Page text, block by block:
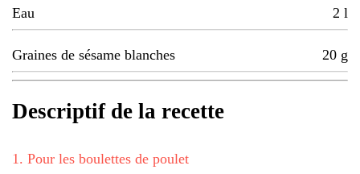
Eau 2 l
Graines de sésame blanches 20 g
Descriptif de la recette
1 . Pour les boulettes de poulet